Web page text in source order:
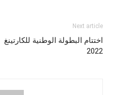
Next article
اختتام البطولة الوطنية للكارتينغ
2022